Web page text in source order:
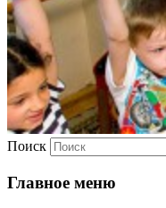
Поиск
Главное меню